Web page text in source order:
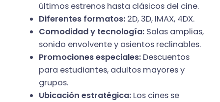
últimos estrenos hasta clásicos del cine.
Diferentes formatos: 2D, 3D, IMAX, 4DX.
Comodidad y tecnología: Salas amplias,
sonido envolvente y asientos reclinables.
Promociones especiales: Descuentos
para estudiantes, adultos mayores y
grupos.
Ubicación estratégica: Los cines se